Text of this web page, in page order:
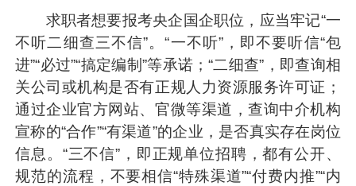
求职者想要报考央企国企职位，应当牢记“一
不听二细查三不信”。“一不听”，即不要听信“包
进”“必过”“搞定编制”等承诺；“二细查”，即查询相
关公司或机构是否有正规人力资源服务许可证；
通过企业官方网站、官微等渠道，查询中介机构
宣称的“合作”“有渠道”的企业，是否真实存在岗位
信息。“三不信”，即正规单位招聘，都有公开、
规范的流程，不要相信“特殊渠道”“付费内推”“内